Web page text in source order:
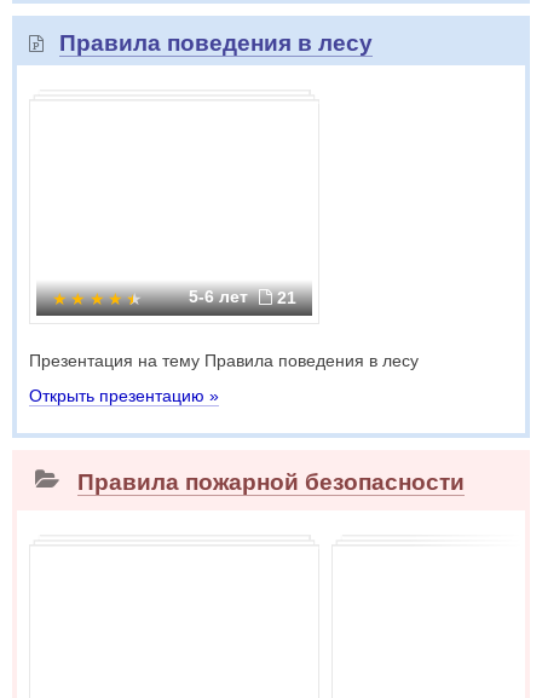
Правила поведения в лесу
5-6 лет 21
Презентация на тему Правила поведения в лесу
Открыть презентацию »
Правила пожарной безопасности